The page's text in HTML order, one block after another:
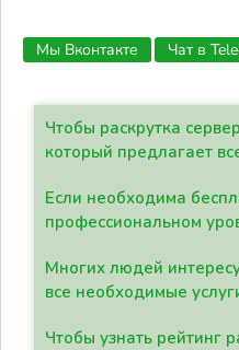
Мы Вконтакте Чат в
Чтобы раскрутка
который предлагает
Если необходима
профессиональном
Многих людей
все необходимые
Чтобы узнать рейтинг